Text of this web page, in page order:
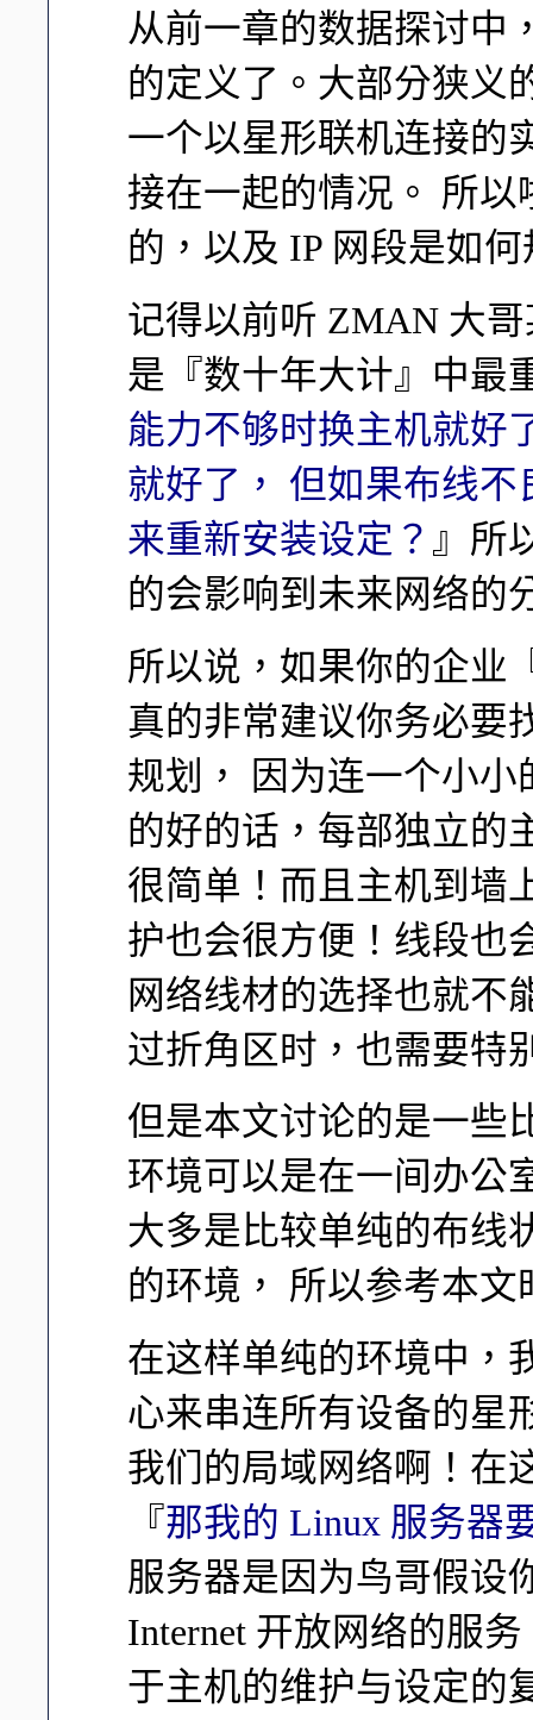
从前一章的数据探讨中
的定义了。大部分狭义
一个以星形联机连接的
接在一起的情况。 所
的，以及 IP 网段是如
记得以前听 ZMAN 大
是『数十年大计』中最
能力不够时换主机就好
就好了， 但如果布线
来重新安装设定？ 』所
的会影响到未来网络的
所以说，如果你的企业
真的非常建议你务必要
规划， 因为连一个小
的好的话，每部独立的
很简单！而且主机到墙
护也会很方便！线段也
网络线材的选择也就不
过折角区时，也需要特
但是本文讨论的是一些
环境可以是在一间办公
大多是比较单纯的布线
的环境， 所以参考本
在这样单纯的环境中，
心来串连所有设备的星
我们的局域网络啊！在
『那我的 Linux 服务器
服务器是因为鸟哥假设
Internet 开放网络的服
于主机的维护与设定的